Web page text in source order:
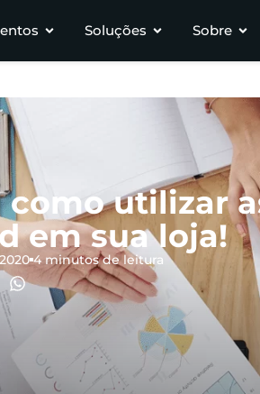
Soluções Sobre
como utilizar
em sua loja!
4 minutos de leitura